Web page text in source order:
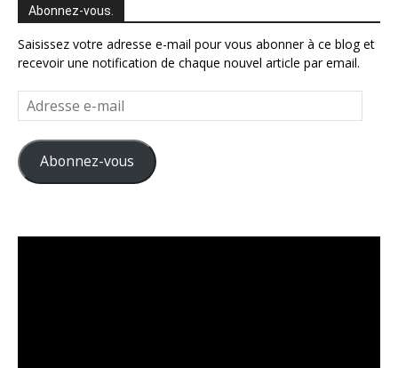
Abonnez-vous.
Saisissez votre adresse e-mail pour vous abonner à ce blog et
recevoir une notification de chaque nouvel article par email.
Adresse
e-
mail
Abonnez-vous